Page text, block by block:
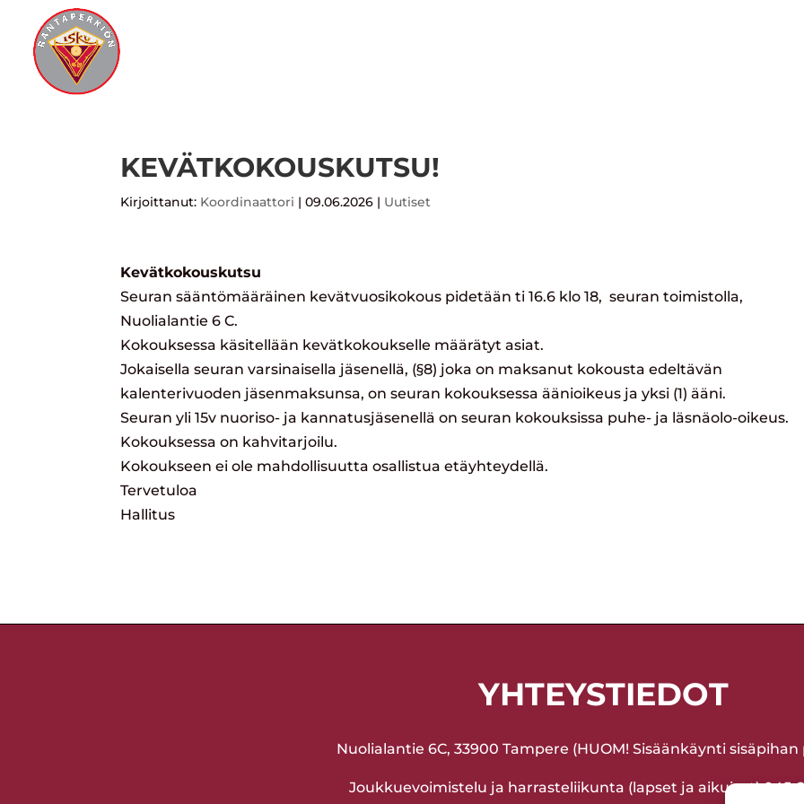
KEVÄTKOKOUSKUTSU!
Kirjoittanut: Koordinaattori |09.06.2026 | Uutiset
Kevätkokouskutsu
Seuran sääntömääräinen kevätvuosikokous pidetään ti 16.6 klo 18, seuran toimistolla,
Nuolialantie 6 C.
Kokouksessa käsitellään kevätkokoukselle määrätyt asiat.
Jokaisella seuran varsinaisella jäsenellä, (§8) joka on maksanut kokousta edeltävän
kalenterivuoden jäsenmaksunsa, on seuran kokouksessa äänioikeus ja yksi (1) ääni.
Seuran yli 15v nuoriso- ja kannatusjäsenellä on seuran kokouksissa puhe- ja läsnäolo-oikeus.
Kokouksessa on kahvitarjoilu.
Kokoukseen ei ole mahdollisuutta osallistua etäyhteydellä.
Tervetuloa
Hallitus
YHTEYSTIEDOT
Nuolialantie 6C, 33900 Tampere (HUOM! Sisäänkäynti sisäpihan
Joukkuevoimistelu ja harrasteliikunta (lapset ja aikuiset) 045-